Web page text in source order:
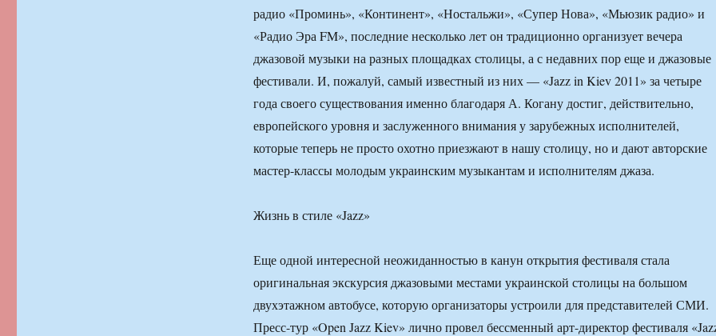
радио «Проминь», «Континент», «Ностальжи», «Супер Нова», «Мьюзик радио» и
«Радио Эра FM», последние несколько лет он традиционно организует вечера
джазовой музыки на разных площадках столицы, а с недавних пор еще и джазовые
фестивали. И, пожалуй, самый известный из них — «Jazz in Kiev 2011» за четыре
года своего существования именно благодаря А. Когану достиг, действительно,
европейского уровня и заслуженного внимания у зарубежных исполнителей,
которые теперь не просто охотно приезжают в нашу столицу, но и дают авторские
мастер-классы молодым украинским музыкантам и исполнителям джаза.
Жизнь в стиле «Jazz»
Еще одной интересной неожиданностью в канун открытия фестиваля стала
оригинальная экскурсия джазовыми местами украинской столицы на большом
двухэтажном автобусе, которую организаторы устроили для представителей СМИ.
Пресс-тур «Open Jazz Kiev» лично провел бессменный арт-директор фестиваля